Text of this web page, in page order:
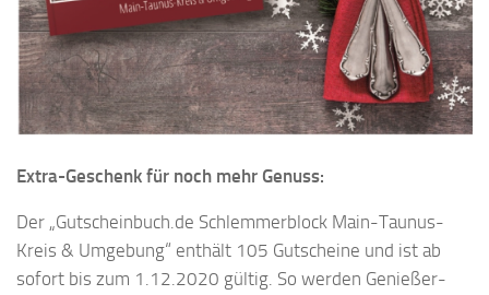
Extra-Geschenk für noch mehr Genuss:
Der „Gutscheinbuch.de Schlemmerblock Main-Taunus-
Kreis & Umgebung“ enthält 105 Gutscheine und ist ab
sofort bis zum 1.12.2020 gültig. So werden Genießer-